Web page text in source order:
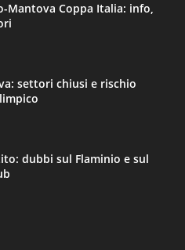
Mantova Coppa Italia: info,
settori chiusi e rischio
dubbi sul Flaminio e sul